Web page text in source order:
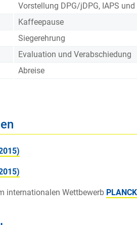
Vorstellung DPG/jDPG, IAPS und
Kaffeepause
Siegerehrung
Evaluation und Verabschiedung
Abreise
internationalen Wettbewerb